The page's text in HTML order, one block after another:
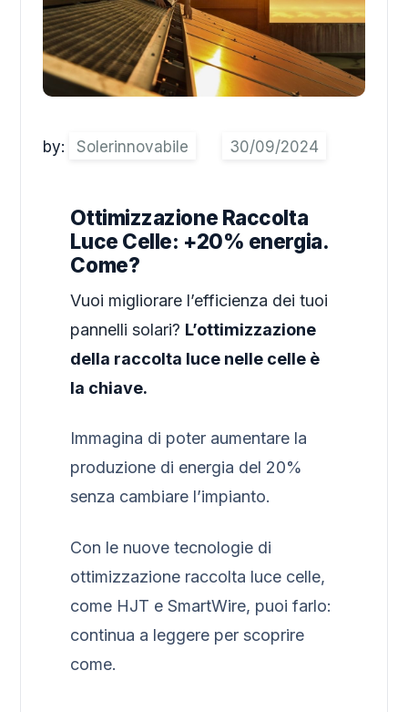
by: Solerinnovabile
Ottimizzazione Raccolta
Luce Celle: +20% energia.
Come?
Vuoi migliorare l’efficienza dei tuoi
pannelli solari? L’ottimizzazione
della raccolta luce nelle celle è
la chiave.
Immagina di poter aumentare la
produzione di energia del 20%
senza cambiare l’impianto.
Con le nuove tecnologie di
ottimizzazione raccolta luce celle,
come HJT e SmartWire, puoi farlo:
continua a leggere per scoprire
come.